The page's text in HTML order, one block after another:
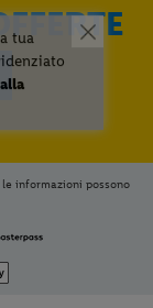
informazioni possono